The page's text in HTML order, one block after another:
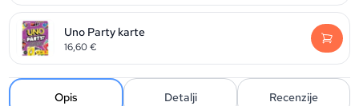
Uno Party karte
16,60€
Opis Detalji Recenzije